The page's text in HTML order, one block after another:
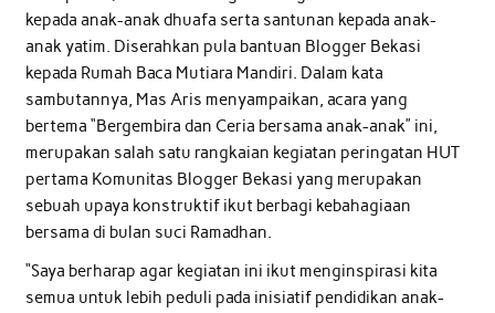
kepada anak-anak dhuafa serta santunan kepada anak-
anak yatim. Diserahkan pula bantuan Blogger Bekasi
kepada Rumah Baca Mutiara Mandiri. Dalam kata
sambutannya, Mas Aris menyampaikan, acara yang
bertema “Bergembira dan Ceria bersama anak-anak” ini,
merupakan salah satu rangkaian kegiatan peringatan HUT
pertama Komunitas Blogger Bekasi yang merupakan
sebuah upaya konstruktif ikut berbagi kebahagiaan
bersama di bulan suci Ramadhan.
“Saya berharap agar kegiatan ini ikut menginspirasi kita
semua untuk lebih peduli pada inisiatif pendidikan anak-